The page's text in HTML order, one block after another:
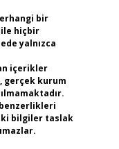
bir
ile hiçbir
yalnızca
içerikler
gerçek kurum
bilgiler taslak